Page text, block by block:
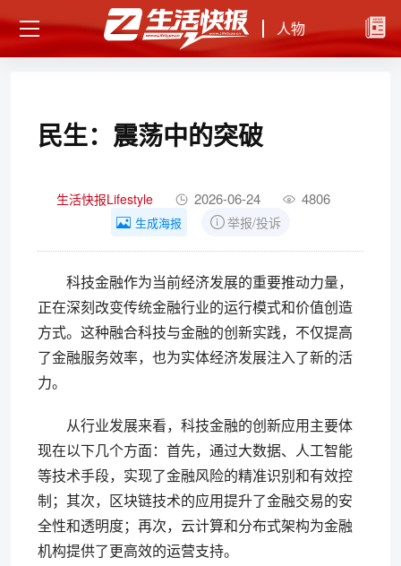
人物
民生：震荡中的突破
生活快报Lifestyle 2026-06-24 4806
生成海报 举报/投诉
科技金融作为当前经济发展的重要推动力量，
正在深刻改变传统金融行业的运行模式和价值创造
方式。这种融合科技与金融的创新实践，不仅提高
了金融服务效率，也为实体经济发展注入了新的活
力。
从行业发展来看，科技金融的创新应用主要体
现在以下几个方面：首先，通过大数据、人工智能
等技术手段，实现了金融风险的精准识别和有效控
制；其次，区块链技术的应用提升了金融交易的安
全性和透明度；再次，云计算和分布式架构为金融
机构提供了更高效的运营支持。